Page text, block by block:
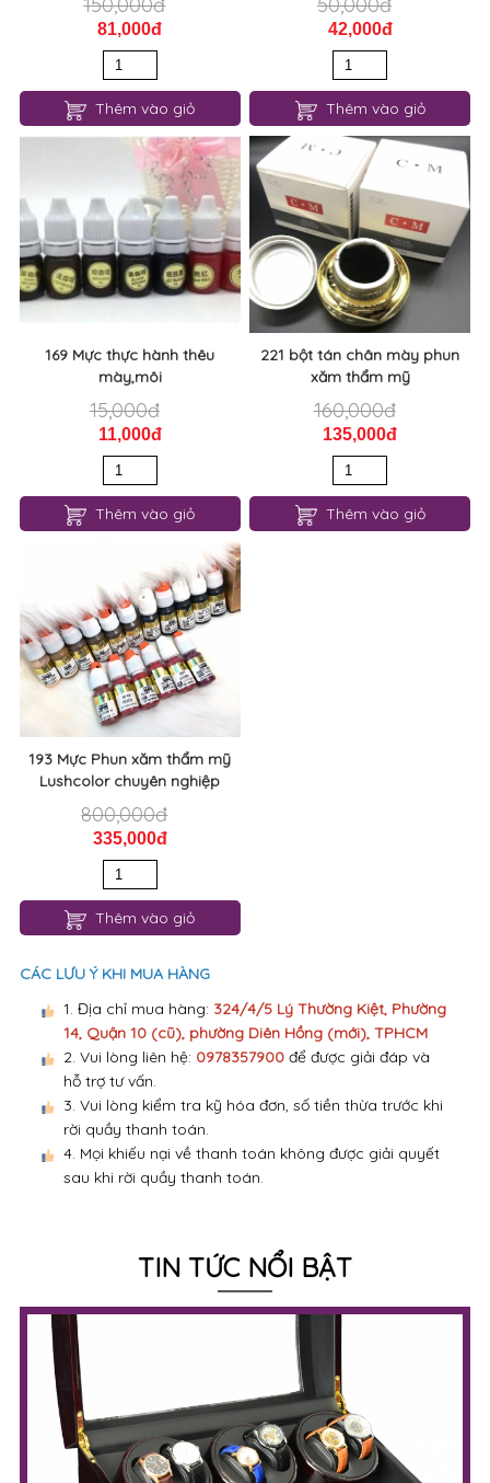
150,000đ
81,000đ
Thêm vào giỏ
50,000đ
42,000đ
Thêm vào giỏ
169 Mực thực hành thêu
mày,môi
15,000đ
11,000đ
Thêm vào giỏ
221 bột tán chân mày phun
xăm thẩm mỹ
160,000đ
135,000đ
Thêm vào giỏ
193 Mực Phun xăm thẩm mỹ
Lushcolor chuyên nghiệp
800,000đ
335,000đ
Thêm vào giỏ
CÁC LƯU Ý KHI MUA HÀNG
1. Địa chỉ mua hàng: 324/4/5 Lý Thường Kiệt, Phường
14, Quận 10 (cũ), phường Diên Hồng (mới), TPHCM
2. Vui lòng liên hệ: 0978357900để được giải đáp và
hỗ trợ tư vấn.
3. Vui lòng kiểm tra kỹ hóa đơn, số tiền thừa trước khi
rời quầy thanh toán.
4. Mọi khiếu nại về thanh toán không được giải quyết
sau khi rời quầy thanh toán.
TIN TỨC NỔI BẬT